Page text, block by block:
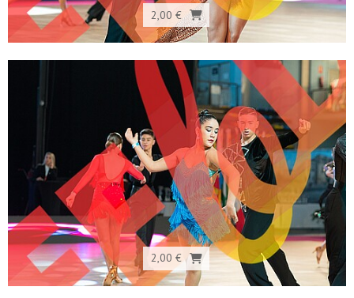
2,00 €
2,00 €